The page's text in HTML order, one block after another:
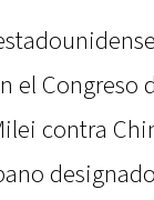
el Congreso
contra